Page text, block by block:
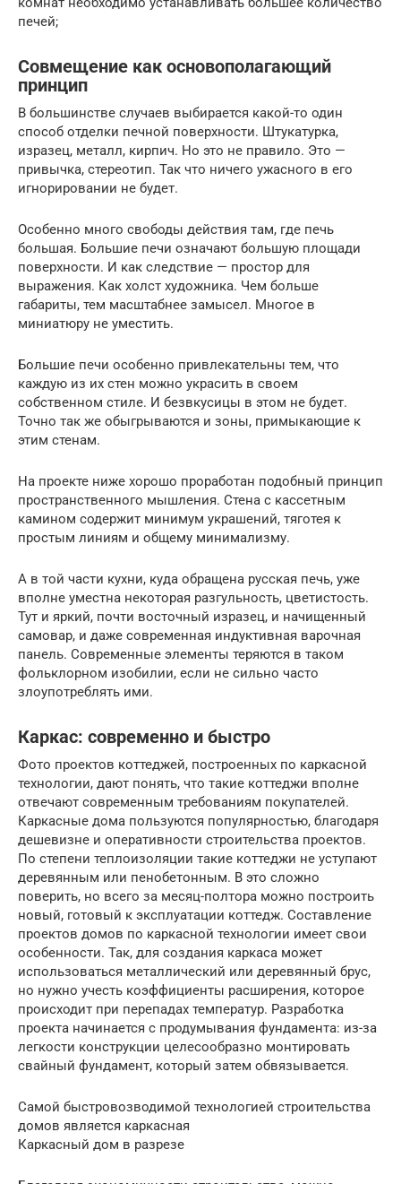
печей;
Совмещение как основополагающий
принцип
В большинстве случаев выбирается какой-то один
способ отделки печной поверхности. Штукатурка,
изразец, металл, кирпич. Но это не правило. Это —
привычка, стереотип. Так что ничего ужасного в его
игнорировании не будет.
Особенно много свободы действия там, где печь
большая. Большие печи означают большую площади
поверхности. И как следствие — простор для
выражения. Как холст художника. Чем больше
габариты, тем масштабнее замысел. Многое в
миниатюру не уместить.
Большие печи особенно привлекательны тем, что
каждую из их стен можно украсить в своем
собственном стиле. И безвкусицы в этом не будет.
Точно так же обыгрываются и зоны, примыкающие к
этим стенам.
На проекте ниже хорошо проработан подобный принцип
пространственного мышления. Стена с кассетным
камином содержит минимум украшений, тяготея к
простым линиям и общему минимализму.
А в той части кухни, куда обращена русская печь, уже
вполне уместна некоторая разгульность, цветистость.
Тут и яркий, почти восточный изразец, и начищенный
самовар, и даже современная индуктивная варочная
панель. Современные элементы теряются в таком
фольклорном изобилии, если не сильно часто
злоупотреблять ими.
Каркас: современно и быстро
Фото проектов коттеджей, построенных по каркасной
технологии, дают понять, что такие коттеджи вполне
отвечают современным требованиям покупателей.
Каркасные дома пользуются популярностью, благодаря
дешевизне и оперативности строительства проектов.
По степени теплоизоляции такие коттеджи не уступают
деревянным или пенобетонным. В это сложно
поверить, но всего за месяц-полтора можно построить
новый, готовый к эксплуатации коттедж. Составление
проектов домов по каркасной технологии имеет свои
особенности. Так, для создания каркаса может
использоваться металлический или деревянный брус,
но нужно учесть коэффициенты расширения, которое
происходит при перепадах температур. Разработка
проекта начинается с продумывания фундамента: из-за
легкости конструкции целесообразно монтировать
свайный фундамент, который затем обвязывается.
Самой быстровозводимой технологией строительства
домов является каркасная
Каркасный дом в разрезе